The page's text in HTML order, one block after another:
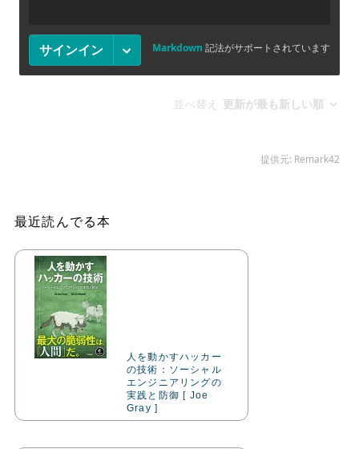
最近読んでる本
人を動かすハッカー
の技術：ソーシャル
エンジニアリングの
実践と防御 [ Joe
Gray ]